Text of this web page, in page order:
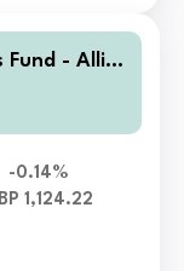
Fund - Allia
Bond W
-0.14%
1,124.22